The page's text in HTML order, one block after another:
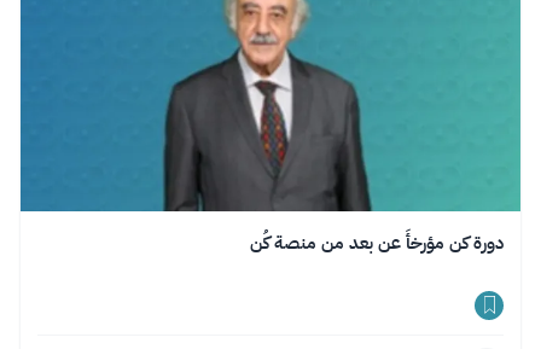
دورة كن مؤرخأً عن بعد من منصة كُن